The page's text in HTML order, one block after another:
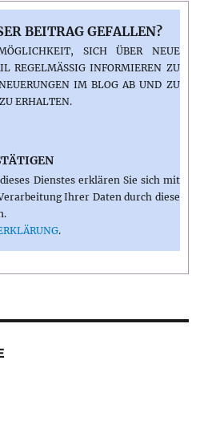
BEITRAG GEFALLEN?
SICH ÜBER NEUE
REGELMÄSSIG INFORMIEREN ZU L
IM BLOG AB UND ZU E
ERHALTEN.
Dienstes erklären Sie sich mit
Ihrer Daten durch diese
.